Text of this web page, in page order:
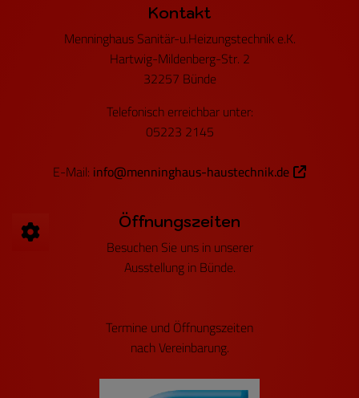
Footer - Kontaktdaten und
Kontakt
Menninghaus Sanitär-u.Heizungstechnik e.K.
Hartwig-Mildenberg-Str. 2
32257 Bünde
Telefonisch erreichbar unter:
05223 2145
E-Mail: info@menninghaus-haustechnik.de
Öffnungszeiten
Besuchen Sie uns in unserer
Ausstellung in Bünde.
Termine und Öffnungszeiten
nach Vereinbarung.